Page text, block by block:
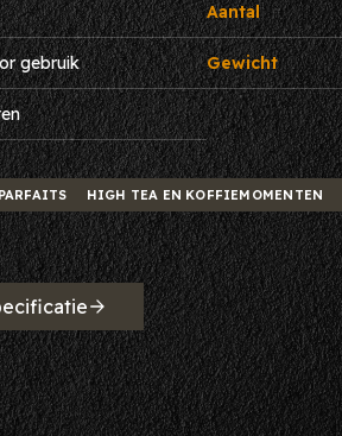
Aantal
gebruik Gewicht
HIGH TEA EN KOFFIEMOMENTEN